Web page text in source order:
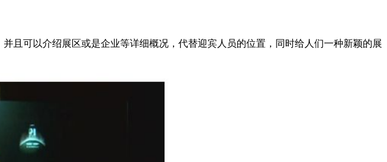
且可以介绍展区或是企业等详细概况，代替迎宾人员的位置，同时给人们一种新颖的展